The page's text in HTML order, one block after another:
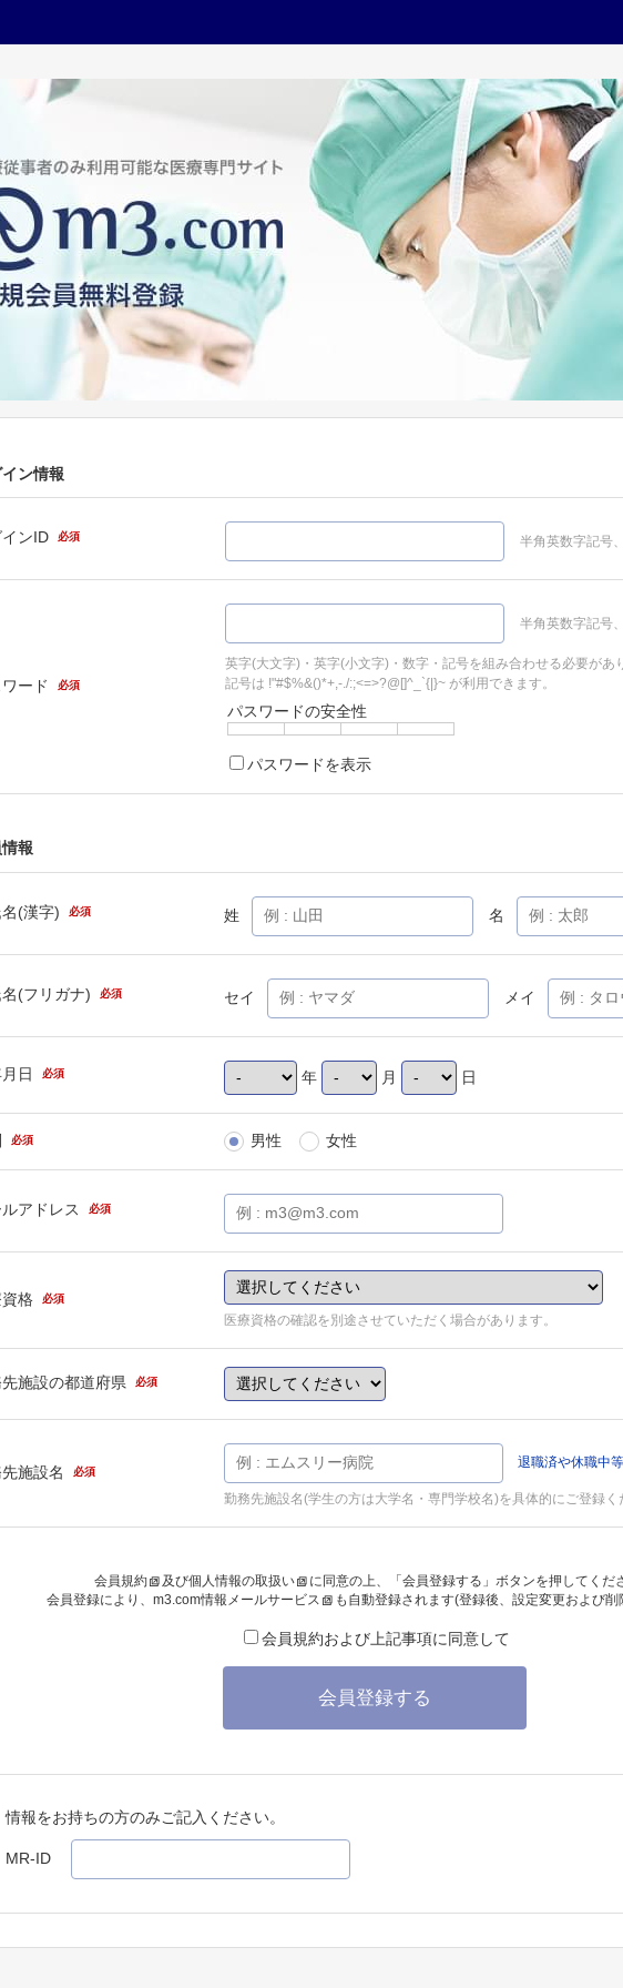
イン情報
インID 必須 半角英数字記号
ード 必須
半角英数字記号
英字(大文字)・英字(小文字)・数字・記号を組み合わせる必要があ
記号は !"#$%&()*+,-./:;<=>?@[]^_`{|}~ が利用できます。
パスワードの安全性
パスワードを表示
報
名(漢字) 必須 姓 名
名(フリガナ) 必須 セイ メイ
日 必須 年 月 日
必須 男性 女性
ルアドレス 必須
資格 必須
医療資格の確認を別途させていただく場合があります。
施設の都道府県 必須
施設名 必須
退職済や休職中
勤務先施設名(学生の方は大学名・専門学校名)を具体的にご登録く
会員規約 及び個人情報の取扱い
に同意の上、「会員登録する」ボタンを押してくだ
会員登録により、 m3.com情報メールサービス も自動登録されます(登録後、設定変更および
会員規約および上記事項に同意して
会員登録する
情報をお持ちの方のみご記入ください。
MR-ID